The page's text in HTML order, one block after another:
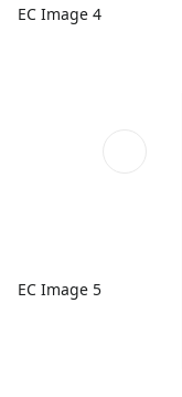
EC Image 4
EC Image 5